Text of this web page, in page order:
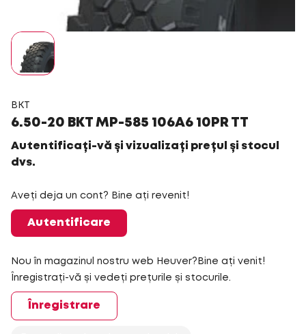
BKT
6.50-20 BKT MP-585 106A6 10PR TT
Autentificați-vă și vizualizați prețul și stocul
dvs.
Aveți deja un cont? Bine ați revenit!
Autentificare
Nou în magazinul nostru web Heuver?Bine ați venit!
Înregistrați-vă și vedeți prețurile și stocurile.
Înregistrare